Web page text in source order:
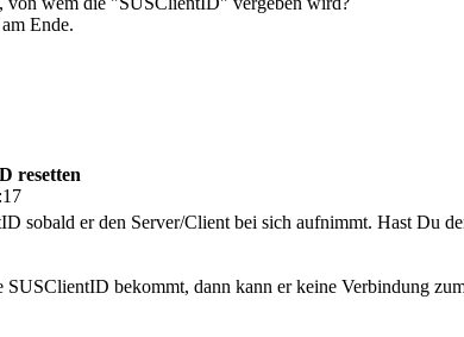
Ende.
resetten
sobald er den Server/Client bei sich aufnimmt. Hast Du
SUSClientID bekommt, dann kann er keine Verbindung